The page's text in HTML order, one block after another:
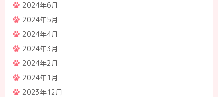
2024年6月
2024年5月
2024年4月
2024年3月
2024年2月
2024年1月
2023年12月